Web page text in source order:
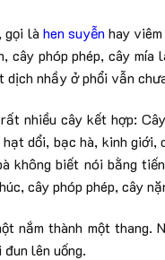
gọi là hen suyễn hay
cây phóp phép, cây
dịch nhầy ở phổi vẫn
nhiều cây kết hợp:
dổi, bạc hà, kinh giới,
không biết nói bằng
cây phóp phép, cây
nắm thành một
đun lên uống.